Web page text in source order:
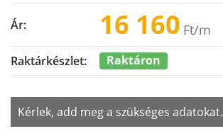
Ár: 16 160 Ft/m
Raktárkészlet: Raktáron
Kérlek, add meg a szükséges adatokat.